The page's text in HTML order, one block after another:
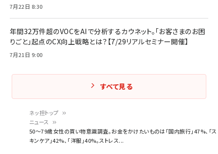
ネッ担トップ
ニュース
50～79歳女性の買い物意識調査。お金をかけたいものは「国内旅行」47%、「ス
キンケア」42%、「洋服」40%。ストレス...
7月22日 8:30
年間32万件超のVOCをAIで分析するカウネット。「お客さまのお困
りごと」起点のCX向上戦略とは？【7/29リアルセミナー開催】
7月21日 9:00
すべて見る